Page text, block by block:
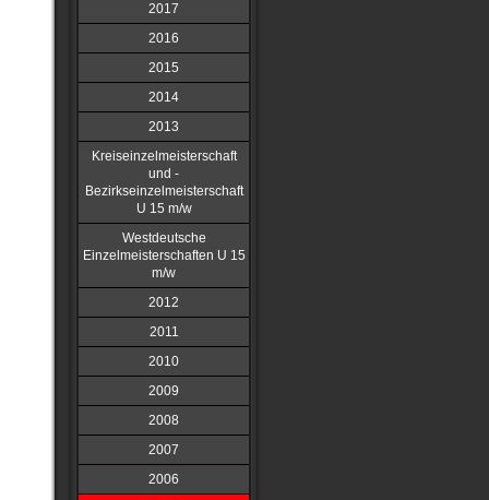
2017
2016
2015
2014
2013
Kreiseinzelmeisterschaft
und -
Bezirkseinzelmeisterschaft
U 15 m/w
Westdeutsche
Einzelmeisterschaften U 15
m/w
2012
2011
2010
2009
2008
2007
2006